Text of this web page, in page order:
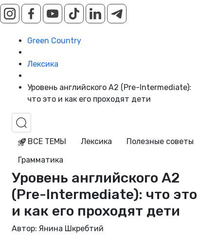
Green Country
Лексика
Уровень английского A2 (Pre-Intermediate):
что это и как его проходят дети
ВСЕ ТЕМЫ Лексика
Полезные советы
Грамматика
Уровень английского A2
(Pre-Intermediate): что это
и как его проходят дети
Автор: Янина Шкребтий